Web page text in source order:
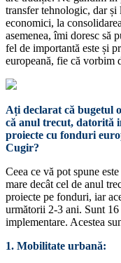
transfer tehnologic, dar și
economici, la
asemenea, îmi doresc să
fel de importantă este și
europeană, fie că vorbim
Ați declarat că bugetul
că anul trecut, datorită
proiecte cu fonduri
Cugir?
Ceea ce vă pot spune
mare decât cel de anul
proiecte pe fonduri, iar
următorii 2-3 ani. Sunt 16
implementare. Acestea
1. Mobilitate urbană: